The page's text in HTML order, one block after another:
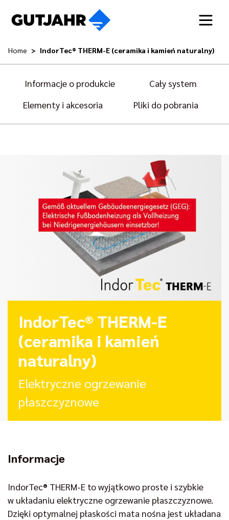
Home IndorTec® THERM-E (ceramika i kamień naturalny)
Informacje o produkcie
Cały system
Elementy i akcesoria
Pliki do pobrania
IndorTec® THERM-E
(ceramika i kamień
naturalny)
Elektryczne ogrzewanie
płaszczyznowe
Informacje
IndorTec® THERM-E to wyjątkowo proste i szybkie
w układaniu elektryczne ogrzewanie płaszczyznowe.
Dzięki optymalnej płaskości mata nośna jest układana